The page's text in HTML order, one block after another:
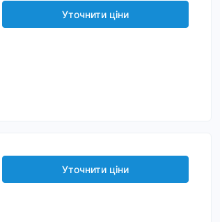
Уточнити ціни
Уточнити ціни